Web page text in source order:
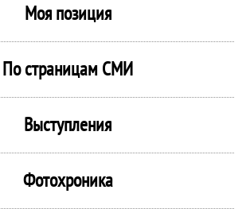
Моя позиция
По страницам СМИ
Выступления
Фотохроника